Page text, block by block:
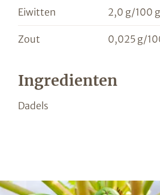
Eiwitten 2,0 g/100 g
Zout 0,025 g/
Ingredienten
Dadels